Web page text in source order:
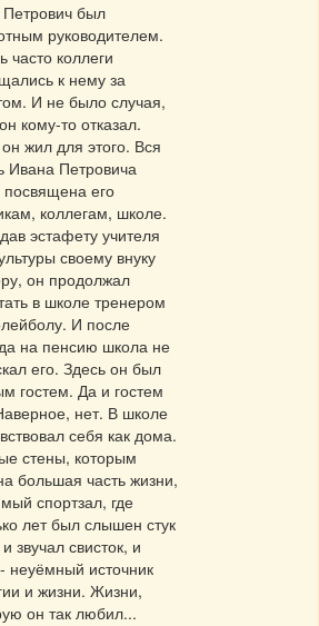
был
руководителем.
часто коллеги
к нему за
И не было случая,
кому-то отказал.
жил для этого. Вся
Ивана Петровича
его
коллегам, школе.
эстафету учителя
своему внуку
он продолжал
в школе тренером
И после
на пенсию школа не
его. Здесь он был
гостем. Да и гостем
нет. В школе
себя как дома.
стены, которым
большая часть жизни,
спортзал, где
лет был слышен стук
звучал свисток, и
неуёмный источник
и жизни. Жизни,
он так любил...